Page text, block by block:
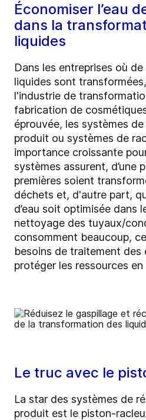
Économiser l’eau
dans la
liquides
Dans les entreprises où
liquides sont
l'industrie de
fabrication de
éprouvée, les systèmes
produit ou systèmes de
importance croissante
systèmes assurent, d’une
premières soient
déchets et, d'autre part,
d’eau soit optimisée dans
nettoyage des tuyaux/
consomment beaucoup,
besoins de traitement des
protéger les ressources en
Le truc avec le
La star des systèmes de
produit est le piston-